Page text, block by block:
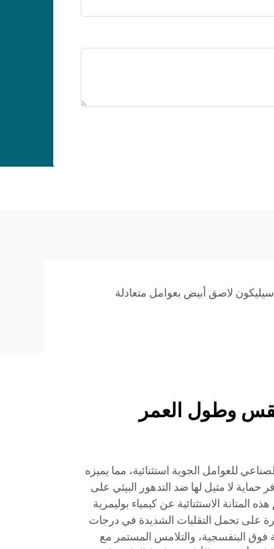
سيليكون لاصق أبيض بعوامل متعادلة
وطول العمر
للعوامل الجوية استثنائية، مما يميزه
حماية لا مثيل لها ضد التدهور البيئي على
الاستثنائية عن كيمياء بوليمرية
على تحمل التقلبات الشديدة في درجات
فوق البنفسجية، والتلامس المستمر مع